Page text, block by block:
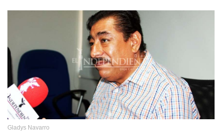
Gladys Navarro